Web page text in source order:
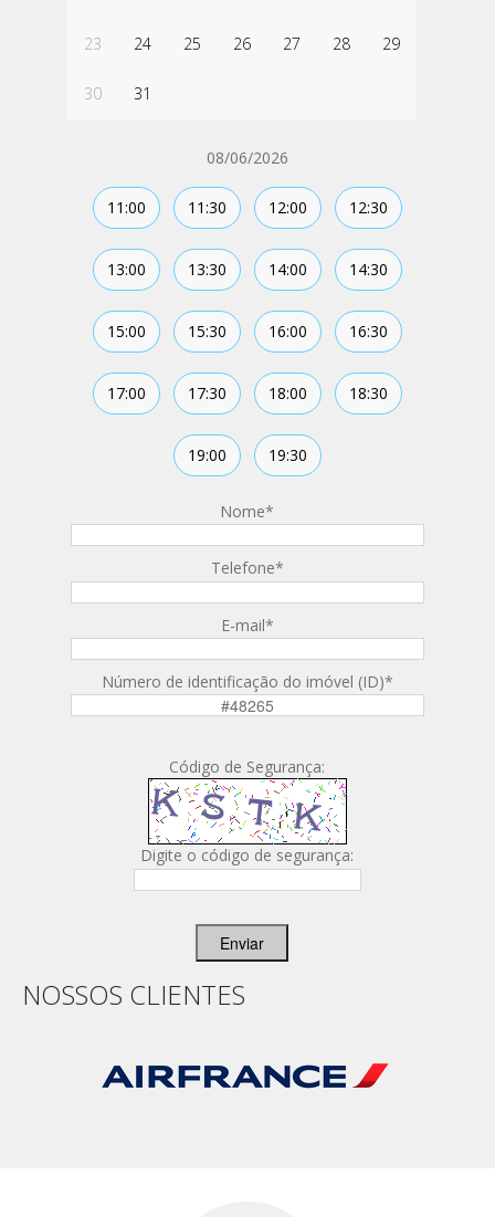
23 24 25 26 27 28 29
30 31
08/06/2026
11:00 11:30 12:00 12:30
13:00 13:30 14:00 14:30
15:00 15:30 16:00 16:30
17:00 17:30 18:00 18:30
19:00 19:30
Nome*
Telefone*
E-mail*
Número de identificação do imóvel (ID)*
Código de Segurança:
Digite o código de segurança:
Enviar
NOSSOS CLIENTES